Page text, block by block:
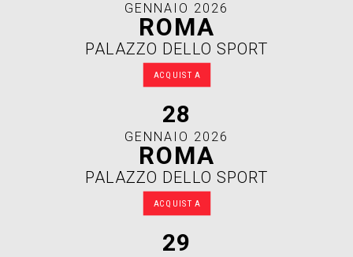
GENNAIO 2026
ROMA
PALAZZO DELLO SPORT
ACQUISTA
28
GENNAIO 2026
ROMA
PALAZZO DELLO SPORT
ACQUISTA
29